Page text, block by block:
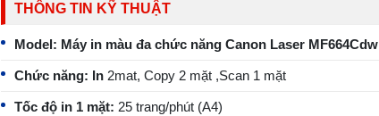
THÔNG TIN KỸ THUẬT
Model: Máy in màu đa chức năng Canon Laser MF664Cdw
Chức năng: In 2mat, Copy 2 mặt ,Scan 1 mặt
Tốc độ in 1 mặt: 25 trang/phút (A4)